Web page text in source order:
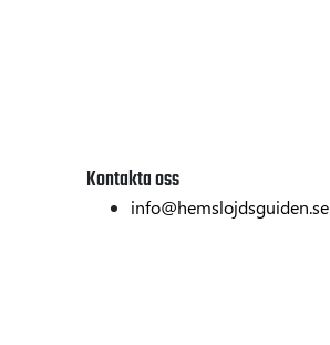
Kontakta oss
info@hemslojdsguiden.se